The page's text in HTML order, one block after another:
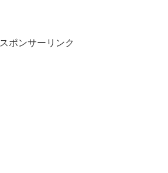
スポンサーリンク